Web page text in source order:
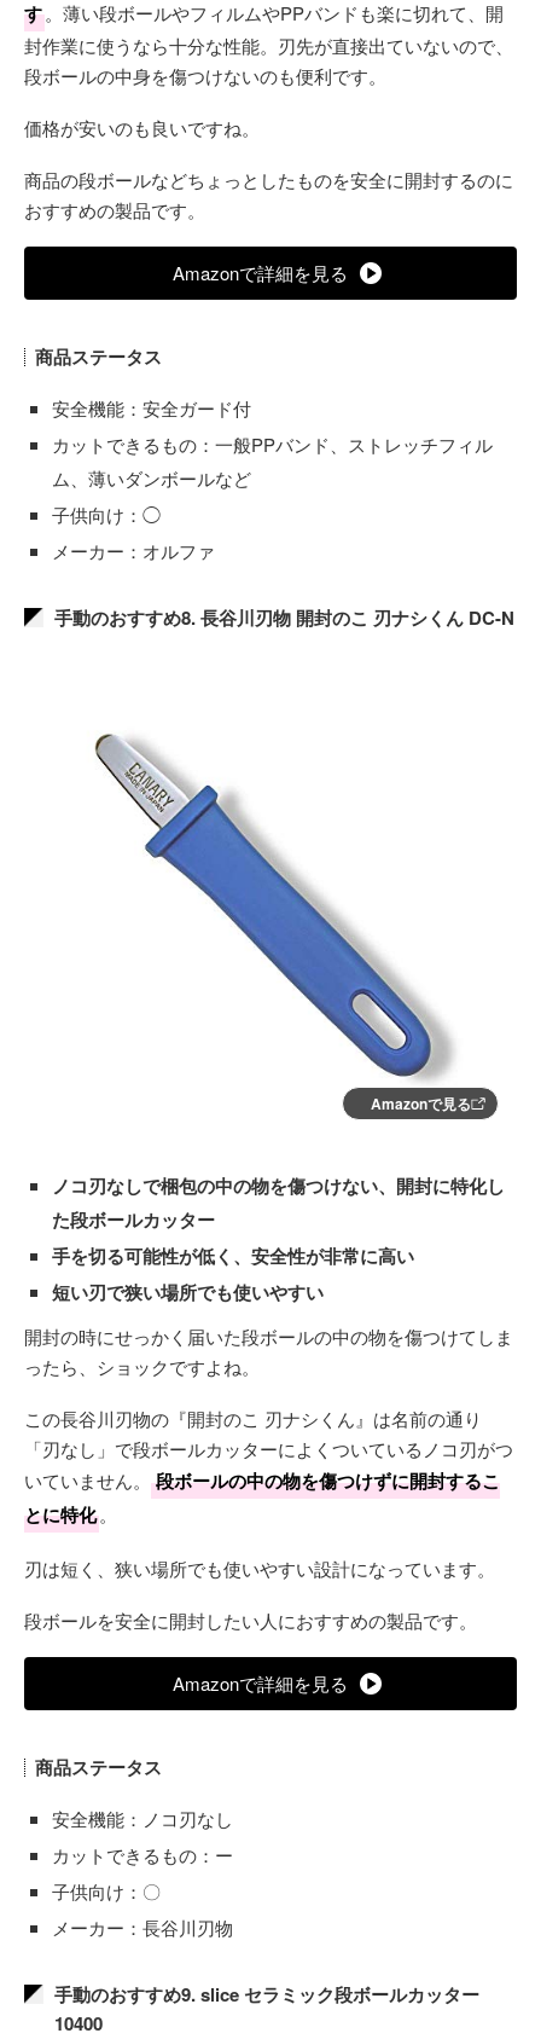
す。薄い段ボールやフィルムやPPバンドも楽に切れて、開
封作業に使うなら十分な性能。刃先が直接出ていないので、
段ボールの中身を傷つけないのも便利です。
価格が安いのも良いですね。
商品の段ボールなどちょっとしたものを安全に開封するのに
おすすめの製品です。
Amazonで詳細を見る
商品ステータス
安全機能：安全ガード付
カットできるもの：一般PPバンド、ストレッチフィル
ム、薄いダンボールなど
子供向け：◯
メーカー：オルファ
手動のおすすめ8. 長谷川刃物 開封のこ 刃ナシくん DC-N
Amazonで見る
ノコ刃なしで梱包の中の物を傷つけない、開封に特化し
た段ボールカッター
手を切る可能性が低く、安全性が非常に高い
短い刃で狭い場所でも使いやすい
開封の時にせっかく届いた段ボールの中の物を傷つけてしま
ったら、ショックですよね。
この長谷川刃物の『開封のこ 刃ナシくん』は名前の通り
「刃なし」で段ボールカッターによくついているノコ刃がつ
いていません。
段ボールの中の物を傷つけずに開封するこ
とに特化。
刃は短く、狭い場所でも使いやすい設計になっています。
段ボールを安全に開封したい人におすすめの製品です。
Amazonで詳細を見る
商品ステータス
安全機能：ノコ刃なし
カットできるもの：ー
子供向け：〇
メーカー：長谷川刃物
手動のおすすめ9. slice セラミック段ボールカッター
10400